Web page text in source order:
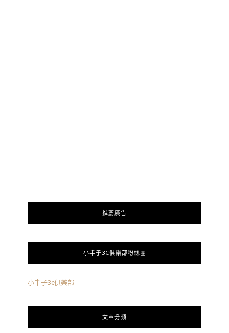
推薦廣告
小丰子3C俱樂部粉絲團
小丰子3c俱樂部
文章分類